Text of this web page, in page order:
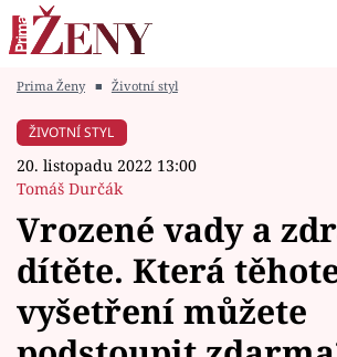
Módní alarm
Témata
Celebrity
Prima Ženy ■ Životní styl
ŽIVOTNÍ STYL
20. listopadu 2022 13:00
Tomáš Durčák
Vrozené vady a
dítěte. Která
vyšetření můžete